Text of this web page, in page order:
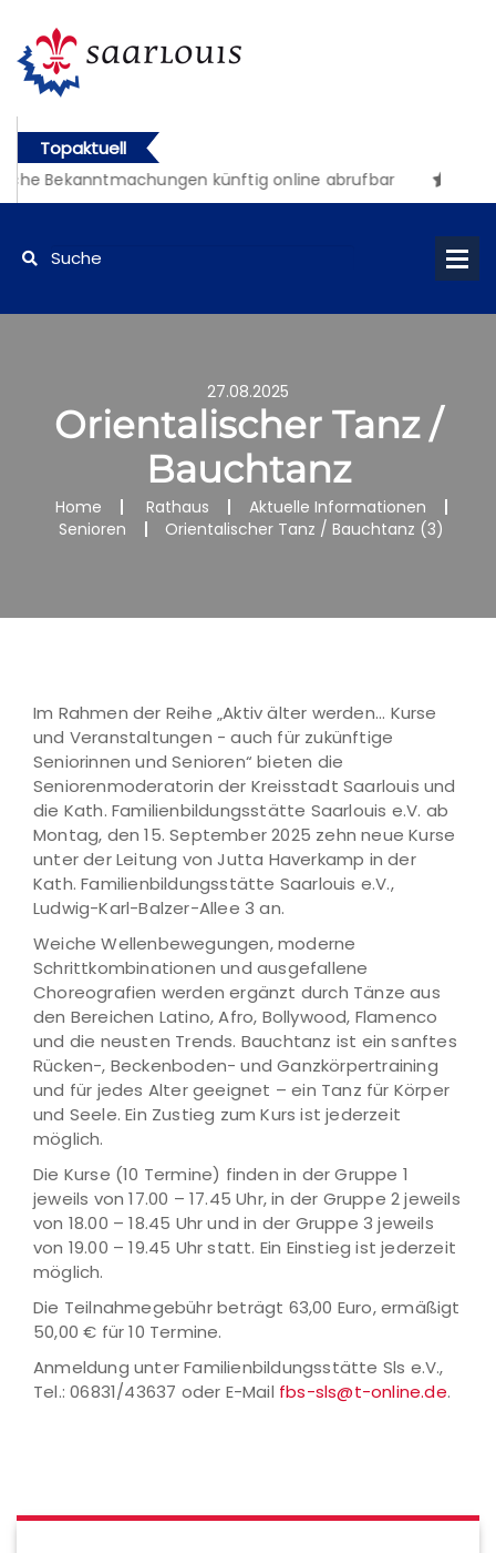
Topaktuell
Bekanntmachungen künftig online abrufbar
27.08.2025
Orientalischer Tanz /
Bauchtanz
Home Rathaus
Aktuelle Informationen
Senioren
Orientalischer Tanz / Bauchtanz (3)
Im Rahmen der Reihe „Aktiv älter werden... Kurse
und Veranstaltungen - auch für zukünftige
Seniorinnen und Senioren“ bieten die
Seniorenmoderatorin der Kreisstadt Saarlouis und
die Kath. Familienbildungsstätte Saarlouis e.V. ab
Montag, den 15. September 2025 zehn neue Kurse
unter der Leitung von Jutta Haverkamp in der
Kath. Familienbildungsstätte Saarlouis e.V.,
Ludwig-Karl-Balzer-Allee 3 an.
Weiche Wellenbewegungen, moderne
Schrittkombinationen und ausgefallene
Choreografien werden ergänzt durch Tänze aus
den Bereichen Latino, Afro, Bollywood, Flamenco
und die neusten Trends. Bauchtanz ist ein sanftes
Rücken-, Beckenboden- und Ganzkörpertraining
und für jedes Alter geeignet – ein Tanz für Körper
und Seele. Ein Zustieg zum Kurs ist jederzeit
möglich.
Die Kurse (10 Termine) finden in der Gruppe 1
jeweils von 17.00 – 17.45 Uhr, in der Gruppe 2 jeweils
von 18.00 – 18.45 Uhr und in der Gruppe 3 jeweils
von 19.00 – 19.45 Uhr statt. Ein Einstieg ist jederzeit
möglich.
Die Teilnahmegebühr beträgt 63,00 Euro, ermäßigt
50,00 € für 10 Termine.
Anmeldung unter Familienbildungsstätte Sls e.V.,
Tel.: 06831/43637 oder E-Mail fbs-sls@t-online.de.